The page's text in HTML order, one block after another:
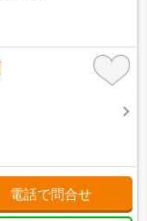
電話で問合せ